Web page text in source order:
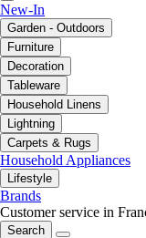
New-In
Garden - Outdoors
Furniture
Decoration
Tableware
Household Linens
Lightning
Carpets & Rugs
Household Appliances
Lifestyle
Brands
Customer service in
Search